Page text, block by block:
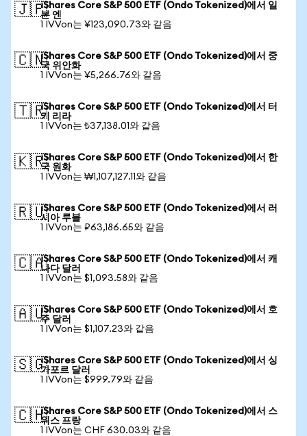
🇯🇵iShares Core S&P 500 ETF (Ondo Tokenized)에서 일
본 엔
1 IVVon는 ¥123,090.73와 같음
🇨🇳iShares Core S&P 500 ETF (Ondo Tokenized)에서 중
국 위안화
1 IVVon는 ¥5,266.76와 같음
🇹🇷iShares Core S&P 500 ETF (Ondo Tokenized)에서 터
키 리라
1 IVVon는 ₺37,138.01와 같음
🇰🇷iShares Core S&P 500 ETF (Ondo Tokenized)에서 한
국 원화
1 IVVon는 ₩1,107,127.11와 같음
🇷🇺iShares Core S&P 500 ETF (Ondo Tokenized)에서 러
시아 루블
1 IVVon는 ₽63,186.65와 같음
🇨🇦iShares Core S&P 500 ETF (Ondo Tokenized)에서 캐
나다 달러
1 IVVon는 $1,093.58와 같음
🇦🇺iShares Core S&P 500 ETF (Ondo Tokenized)에서 호
주 달러
1 IVVon는 $1,107.23와 같음
🇸🇬iShares Core S&P 500 ETF (Ondo Tokenized)에서 싱
가포르 달러
1 IVVon는 $999.79와 같음
🇨🇭iShares Core S&P 500 ETF (Ondo Tokenized)에서 스
위스 프랑
1 IVVon는 CHF 630.03와 같음